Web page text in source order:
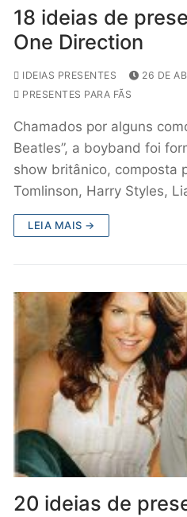
18 ideias de
One Direction
IDEIAS PRESENTES
26 DE
PRESENTES PARA FÃS
Chamados por alguns
Beatles”, a boyband foi
show britânico, composta
Tomlinson, Harry Styles,
LEIA MAIS →
20 ideias de